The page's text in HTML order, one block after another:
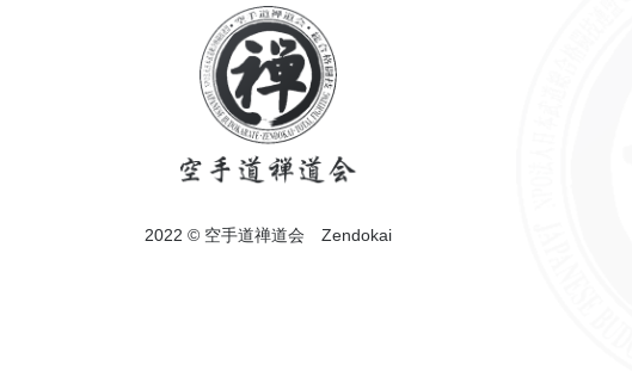
2022 © 空手道禅道会 Zendokai